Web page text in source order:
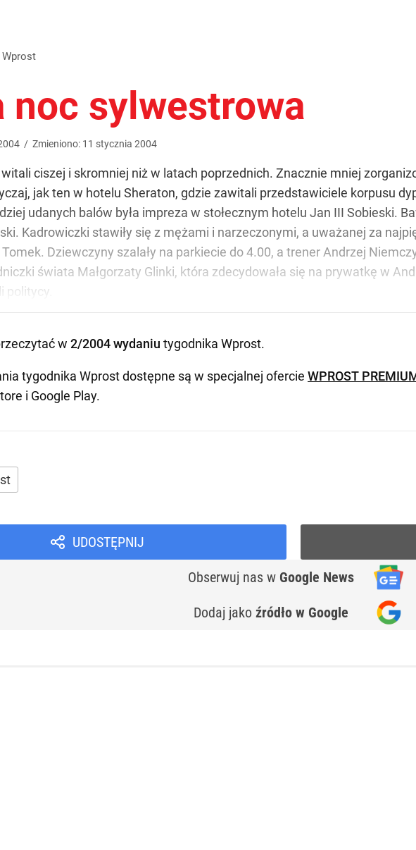
Wprost
noc sylwestrowa
/ Zmieniono: 11 stycznia 2004
ciszej i skromniej niż w latach poprzednich. Znacznie mniej
jak ten w hotelu Sheraton, gdzie zawitali przedstawiciele korpusu
udanych balów była impreza w stołecznym hotelu Jan III Sobieski.
Kadrowiczki stawiły się z mężami i narzeczonymi, a uważanej za
Dziewczyny szalały na parkiecie do 4.00, a trener Andrzej
świata Małgorzaty Glinki, która zdecydowała się na prywatkę w
politycy.
w 2/2004 wydaniu tygodnika Wprost.
tygodnika Wprost dostępne są w specjalnej ofercie WPROST
i Google Play.
UDOSTĘPNIJ
Obserwuj nas w Google News
Dodaj jako źródło w Google